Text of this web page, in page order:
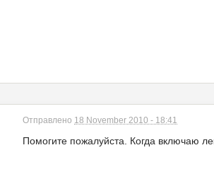
Отправлено 18 November 2010 - 18:41
Помогите пожалуйста. Когда включаю